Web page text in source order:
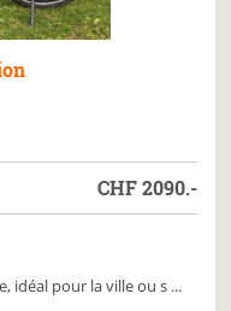
CHF2090.-
idéal pour la ville ou s ...